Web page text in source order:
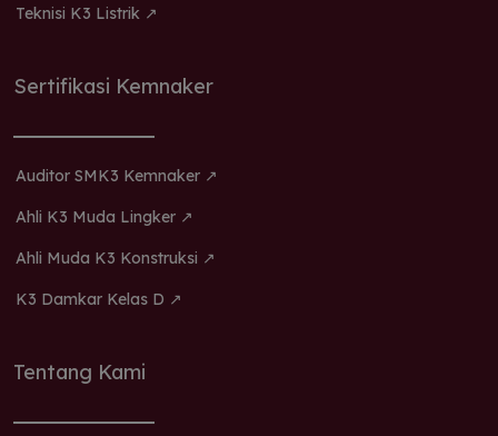
Teknisi K3 Listrik ↗
Sertifikasi Kemnaker
Auditor SMK3 Kemnaker ↗
Ahli K3 Muda Lingker ↗
Ahli Muda K3 Konstruksi ↗
K3 Damkar Kelas D ↗
Tentang Kami